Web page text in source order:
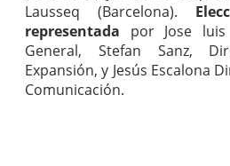
Lausseq (Barcelona).
representada por Jose luis
General, Stefan Sanz,
Expansión, y Jesús Escalona
Comunicación.